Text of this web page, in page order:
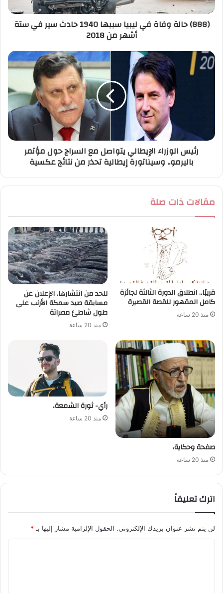
ر
(888) حالة وفاة في ليبيا سببها 1940 حادث سير في ستة
أشهر من 2018
رئيس الوزراء الإيطالي يتواصل مع السراج حول مؤتمر
باليرمو.. وسيناتورة إيطالية تحذر من نتائج عكسية
مقالات ذات صلة
قريبًا.. انطلاق الدورة الثالثة لجائزة
كامل المقهور للقصة القصيرة
منذ 20 ساعة
للحد من انتشارها. الإعلان عن
مسابقة صيد سمكة الأرنب على
طول شاطئ مصراتة
منذ 20 ساعة
صفحة وحكاية،
منذ 20 ساعة
رأي- ثورة الشمعة،
منذ 20 ساعة
اترك تعليقاً
لن يتم نشر عنوان بريدك الإلكتروني. الحقول الإلزامية مشار إليها بـ *